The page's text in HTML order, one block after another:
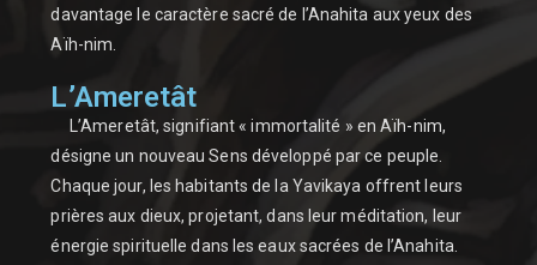
davantage le caractère sacré de l’Anahita aux yeux des
Aïh-nim.
L’Ameretât
L’Ameretât, signifiant « immortalité » en Aïh-nim,
désigne un nouveau Sens développé par ce peuple.
Chaque jour, les habitants de la Yavikaya offrent leurs
prières aux dieux, projetant, dans leur méditation, leur
énergie spirituelle dans les eaux sacrées de l’Anahita.